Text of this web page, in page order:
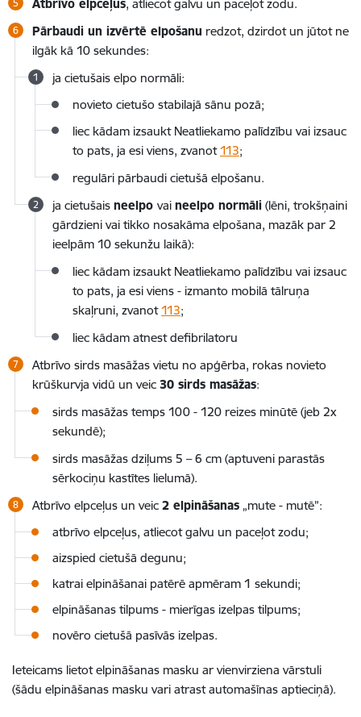
Atbrīvo elpceļus, atliecot galvu un paceļot zodu.
Pārbaudi un izvērtē elpošanu redzot, dzirdot un jūtot ne
ilgāk kā 10 sekundes:
ja cietušais elpo normāli:
novieto cietušo stabilajā sānu pozā;
liec kādam izsaukt Neatliekamo palīdzību vai izsauc
to pats, ja esi viens, zvanot113;
regulāri pārbaudi cietušā elpošanu.
ja cietušais neelpo vai neelpo normāli (lēni, trokšņaini
gārdzieni vai tikko nosakāma elpošana, mazāk par 2
ieelpām 10 sekunžu laikā):
liec kādam izsaukt Neatliekamo palīdzību vai izsauc
to pats, ja esi viens - izmanto mobilā tālruņa
skaļruni, zvanot113;
liec kādam atnest defibrilatoru
Atbrīvo sirds masāžas vietu no apģērba, rokas novieto
krūškurvja vidū un veic 30 sirds masāžas:
sirds masāžas temps 100 - 120 reizes minūtē (jeb 2x
sekundē);
sirds masāžas dziļums 5 – 6 cm (aptuveni parastās
sērkociņu kastītes lielumā).
Atbrīvo elpceļus un veic 2 elpināšanas „mute - mutē”:
atbrīvo elpceļus, atliecot galvu un paceļot zodu;
aizspied cietušā degunu;
katrai elpināšanai patērē apmēram 1 sekundi;
elpināšanas tilpums - mierīgas izelpas tilpums;
novēro cietušā pasīvās izelpas.
Ieteicams lietot elpināšanas masku ar vienvirziena vārstuli
(šādu elpināšanas masku vari atrast automašīnas aptieciņā).